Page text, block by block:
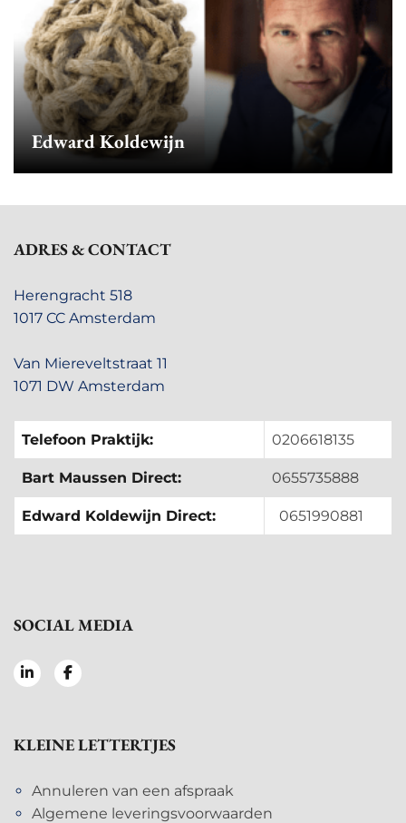
Edward Koldewijn
ADRES & CONTACT
Herengracht 518
1017 CC Amsterdam
Van Miereveltstraat 11
1071 DW Amsterdam
Telefoon Praktijk: 0206618135
Bart Maussen Direct: 0655735888
Edward Koldewijn Direct: 0651990881
SOCIAL MEDIA
KLEINE LETTERTJES
Annuleren van een afspraak
Algemene leveringsvoorwaarden